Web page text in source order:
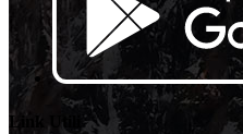
Link Utili